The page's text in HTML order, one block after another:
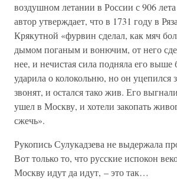
воздушном летании в России с 906
автор утверждает, что в 1731 году в
Крякутной «фурвин сделал, как мяч
дымом поганым и вонючим, от него
нее, и нечистая сила подняла его выше
ударила о колокольню, но он уцепился
звонят, и остался тако жив. Его
ушел в Москву, и хотели закопать
сжечь».
Рукопись Сулукадзева не выдержала
Вот только то, что русские испокон
Москву идут да идут, – это так…